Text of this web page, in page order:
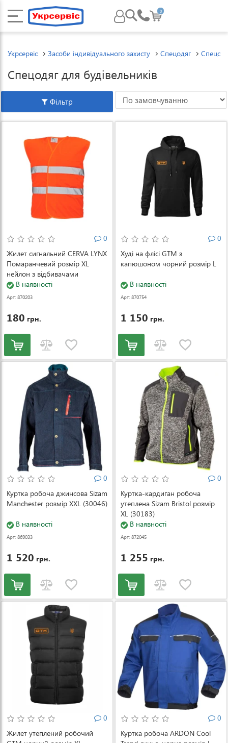
0
Укрсервіс Засоби індивідуального захисту Спецодяг
Спецодяг для будівельників
Фільтр
0
Жилет сигнальний CERVA LYNX
Помаранчевий розмір XL
нейлон з відбивачами
В наявності
Арт: 870203
180 грн.
0
Худі на флісі GTM з
капюшоном чорний розмір L
В наявності
Арт: 870754
1 150 грн.
0
Куртка робоча джинсова Sizam
Manchester розмір XXL (30046)
В наявності
Арт: 869033
1 520 грн.
0
Куртка-кардиган робоча
утеплена Sizam Bristol розмір
XL (30183)
В наявності
Арт: 872045
1 255 грн.
0
Жилет утеплений робочий
0
Куртка робоча ARDON Cool